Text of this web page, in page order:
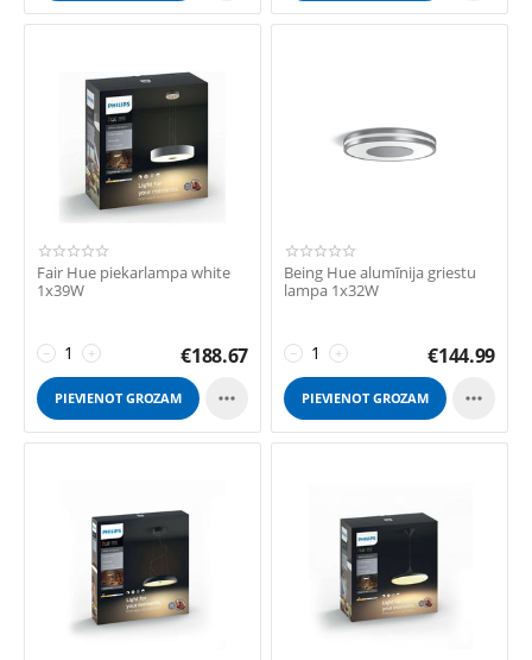
Fair Hue piekarlampa white
1x39W
+
− €188.67
PIEVIENOT GROZAM 
Being Hue alumīnija griestu
lampa 1x32W
+
− €144.99
PIEVIENOT GROZAM 